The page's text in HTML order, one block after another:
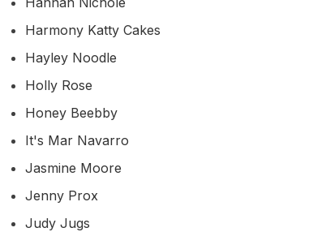
Harmony Katty Cakes
Hayley Noodle
Holly Rose
Honey Beebby
It's Mar Navarro
Jasmine Moore
Jenny Prox
Judy Jugs